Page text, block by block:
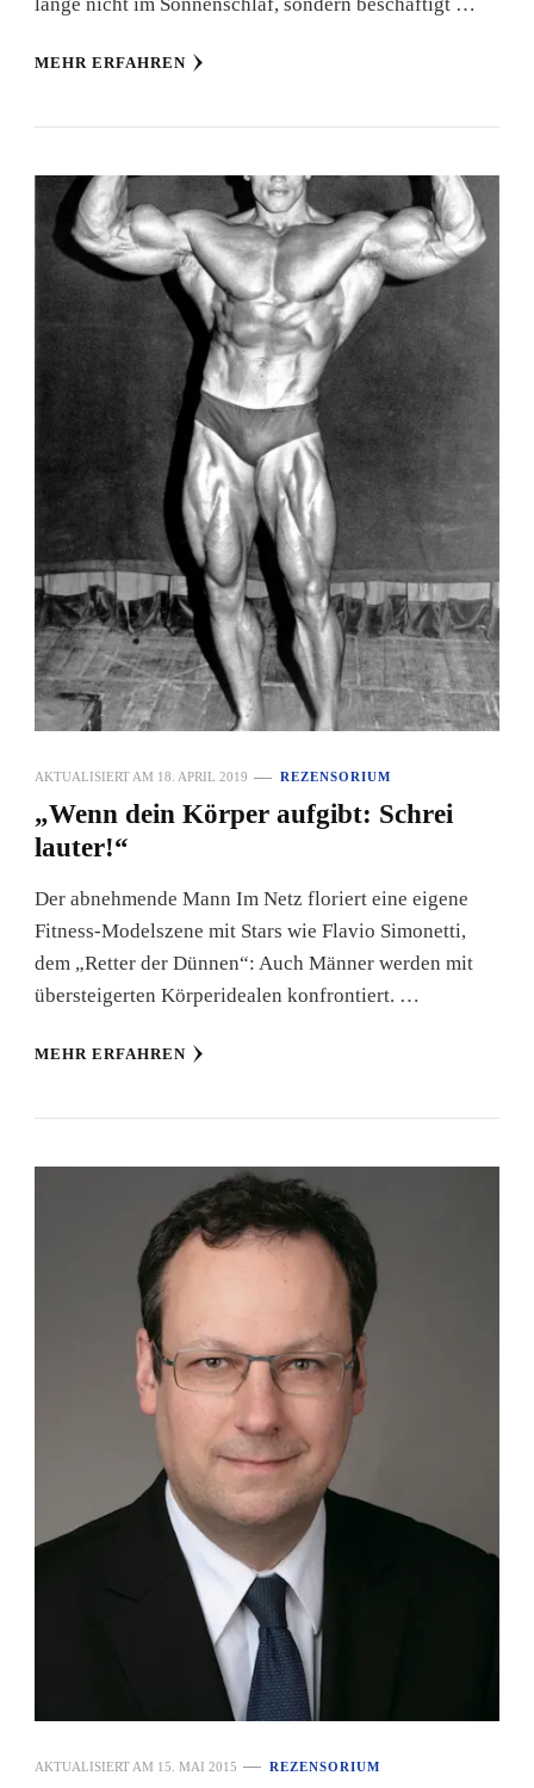
MEHR ERFAHREN
AKTUALISIERT AM 18. APRIL 2019 REZENSORIUM
„Wenn dein Körper aufgibt: Schrei
lauter!“
Der abnehmende Mann Im Netz floriert eine eigene
Fitness-Modelszene mit Stars wie Flavio Simonetti,
dem „Retter der Dünnen“: Auch Männer werden mit
übersteigerten Körperidealen konfrontiert. …
MEHR ERFAHREN
AKTUALISIERT AM 15. MAI 2015 REZENSORIUM